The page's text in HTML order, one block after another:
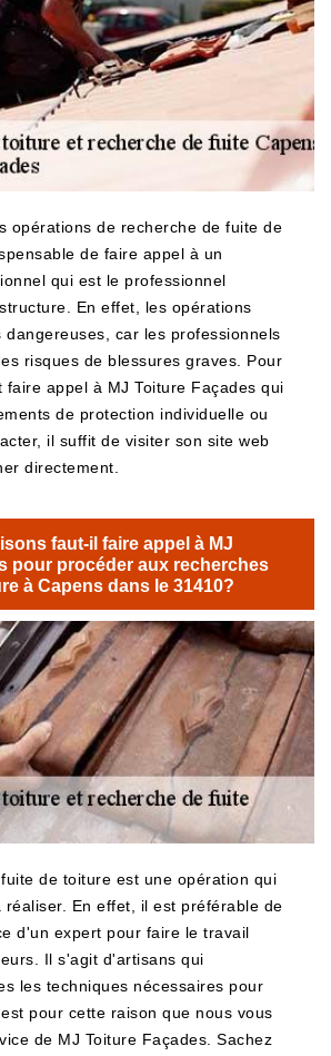
opérations de recherche de fuite de
de faire appel à un
qui est le professionnel
En effet, les opérations
dangereuses, car les professionnels
risques de blessures graves. Pour
appel à MJ Toiture Façades qui
de protection individuelle ou
il suffit de visiter son site web
directement.
faut-il faire appel à MJ
pour procéder aux recherches
à Capens dans le 31410?
de toiture est une opération qui
En effet, il est préférable de
d'un expert pour faire le travail
Il s'agit d'artisans qui
les techniques nécessaires pour
pour cette raison que nous vous
de MJ Toiture Façades. Sachez